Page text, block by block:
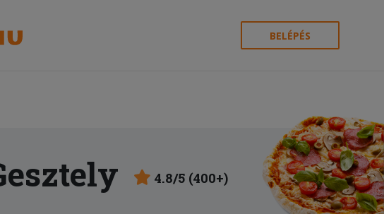
BELÉPÉS
4.8/5 (400+)